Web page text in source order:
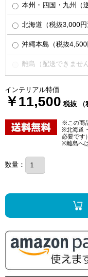
本州・四国・九州（
北海道（税抜3,000円
沖縄本島（税抜4,500
離島（配送できません
インテリアル特価
￥11,500 税抜 （
※この商
※北海道
必要です）
※離島へ
数量：